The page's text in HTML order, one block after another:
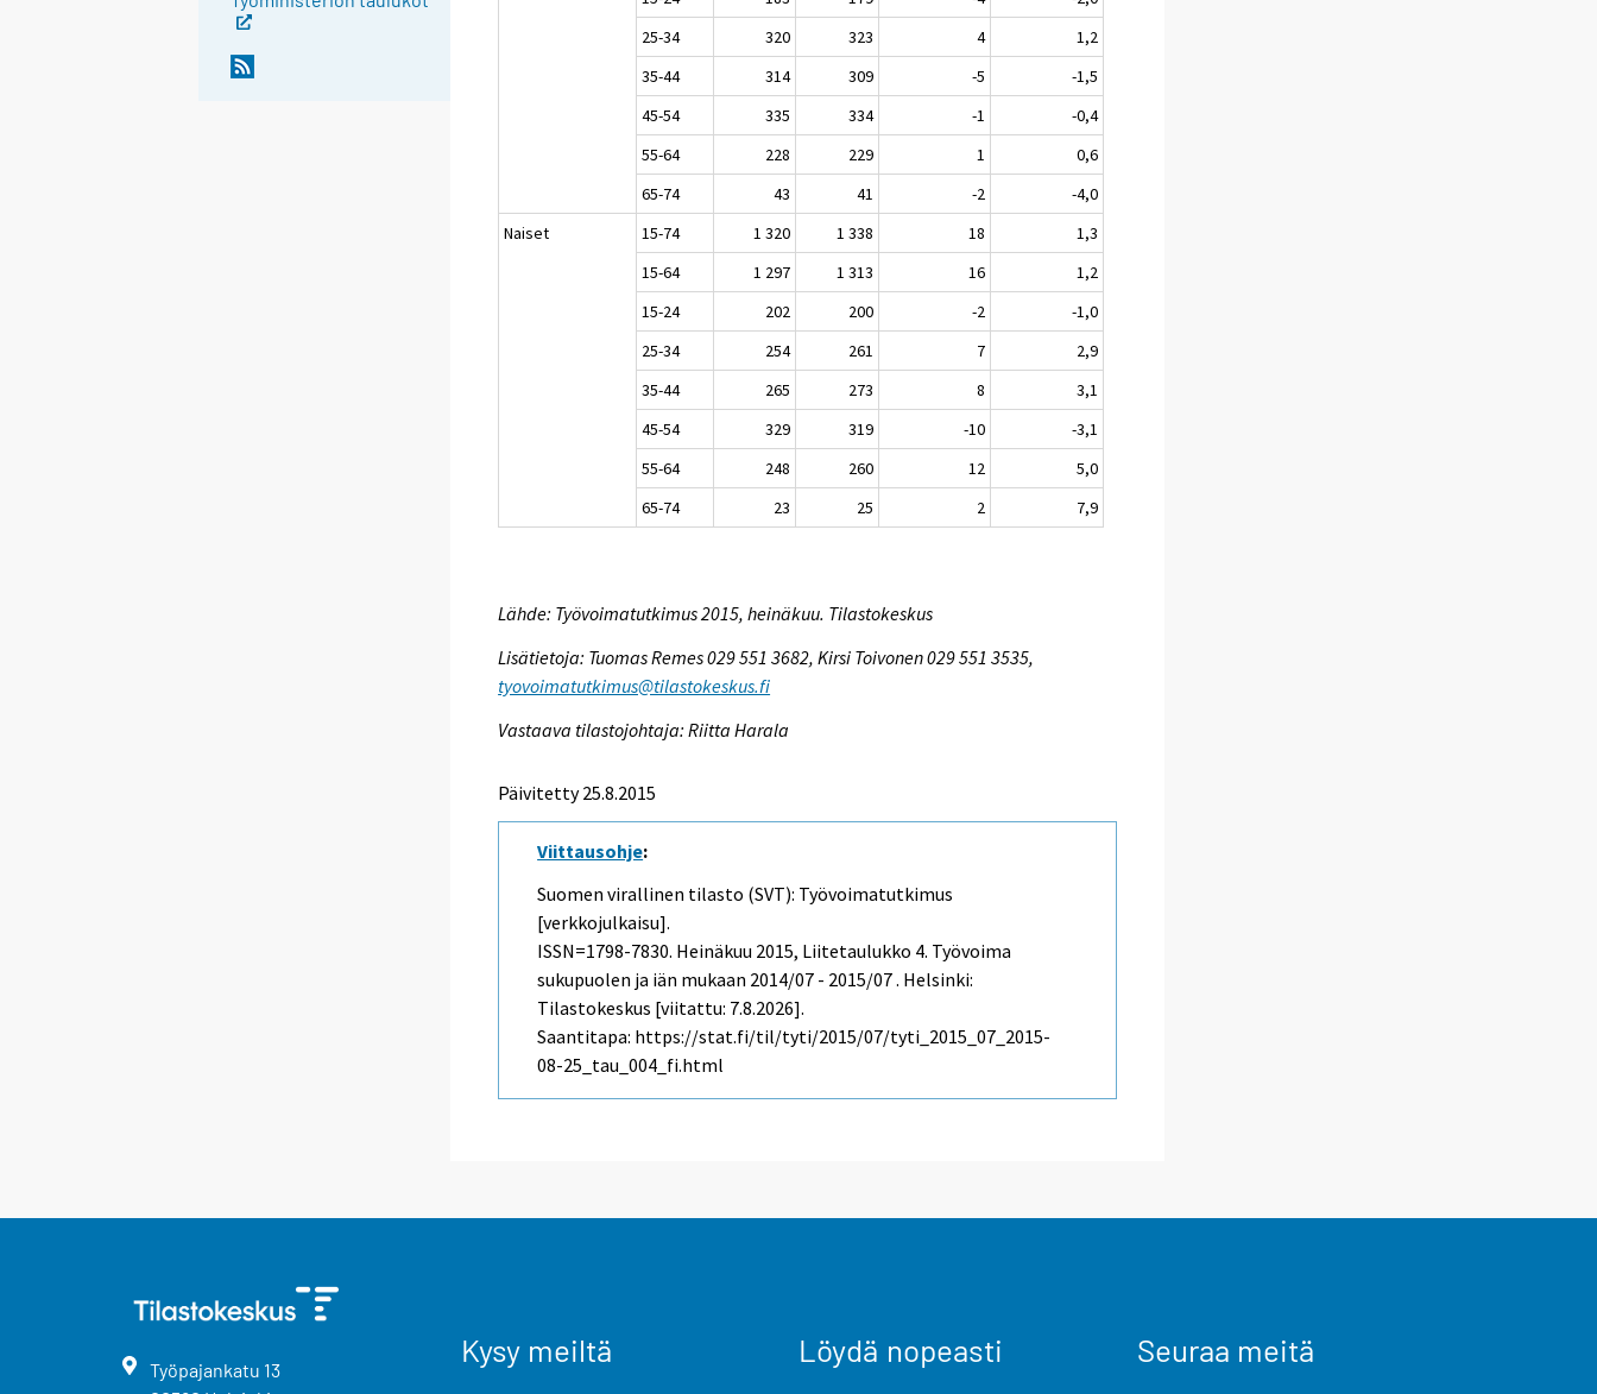
25-34
320 323 4
1,2
35-44
314 309 -5
-1,5
45-54
335 334 -1
-0,4
55-64
228 229 1
0,6
65-74
43 41 -2
-4,0
Naiset
15-74 1 320 1 338 18
1,3
15-64
1 297 1 313 16
1,2
15-24
202 200 -2
-1,0
25-34
254 261 7
2,9
35-44
265 273 8
3,1
45-54
329 319 -10
-3,1
55-64
248 260 12
5,0
65-74
23 25 2 7,9
Lähde: Työvoimatutkimus 2015, heinäkuu. Tilastokeskus
Lisätietoja: Tuomas Remes 029 551 3682, Kirsi Toivonen 029 551 3535,
tyovoimatutkimus@tilastokeskus.fi
Vastaava tilastojohtaja: Riitta Harala
Päivitetty 25.8.2015
Viittausohje:
Suomen virallinen tilasto (SVT): Työvoimatutkimus
[verkkojulkaisu].
ISSN=1798-7830. Heinäkuu 2015, Liitetaulukko 4. Työvoima
sukupuolen ja iän mukaan 2014/07 - 2015/07 . Helsinki:
Tilastokeskus [viitattu: 7.8.2026].
Saantitapa: https://stat.fi/til/tyti/2015/07/tyti_2015_07_2015-
08-25_tau_004_fi.html
Työpajankatu 13
Kysy meiltä Löydä nopeasti Seuraa meitä